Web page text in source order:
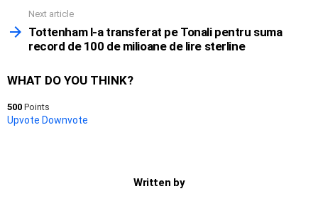
Next article
Tottenham l-a transferat pe Tonali pentru suma
record de 100 de milioane de lire sterline
WHAT DO YOU THINK?
500 Points
Upvote Downvote
Written by